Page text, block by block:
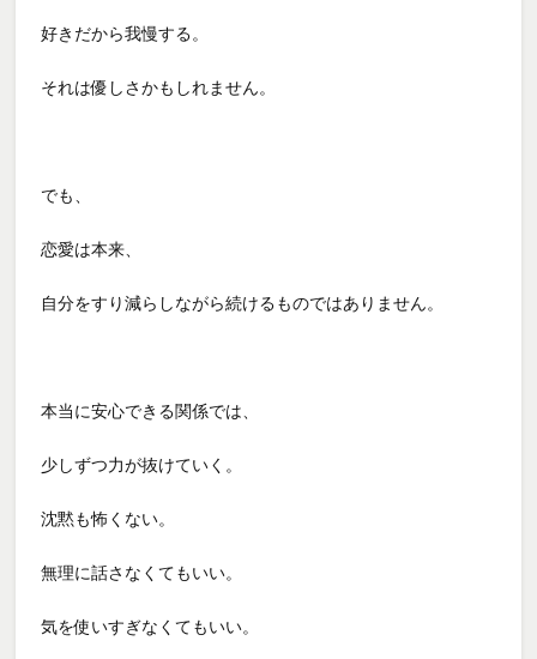
好きだから我慢する。
それは優しさかもしれません。
でも、
恋愛は本来、
自分をすり減らしながら続けるものではありません。
本当に安心できる関係では、
少しずつ力が抜けていく。
沈黙も怖くない。
無理に話さなくてもいい。
気を使いすぎなくてもいい。